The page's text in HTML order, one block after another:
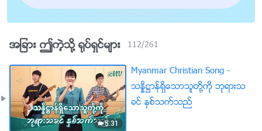
အျခား ဤကဲ့သို႔ ႐ုပ္ရွင္မ်ား 112/261
5:31
Myanmar Christian Song -
သႏၷိ႒ာန္ရွိေသာသူတို႔ကို ဘုရားသ
ခင္ ႏွစ္သက္သည္